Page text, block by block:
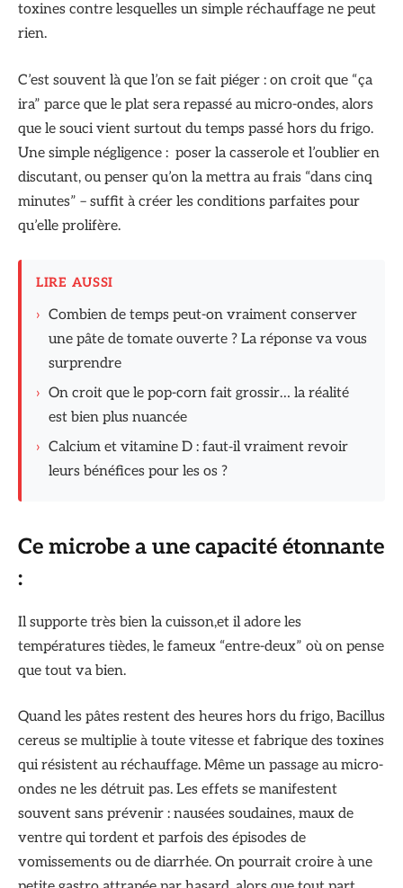
toxines contre lesquelles un simple réchauffage ne peut
rien.
C’est souvent là que l’on se fait piéger : on croit que “ça
ira” parce que le plat sera repassé au micro-ondes, alors
que le souci vient surtout du temps passé hors du frigo.
Une simple négligence : poser la casserole et l’oublier en
discutant, ou penser qu’on la mettra au frais “dans cinq
minutes” – suffit à créer les conditions parfaites pour
qu’elle prolifère.
LIRE AUSSI
› Combien de temps peut-on vraiment conserver
une pâte de tomate ouverte ? La réponse va vous
surprendre
› On croit que le pop-corn fait grossir… la réalité
est bien plus nuancée
› Calcium et vitamine D : faut‑il vraiment revoir
leurs bénéfices pour les os ?
Ce microbe a une capacité étonnante
:
Il supporte très bien la cuisson,et il adore les
températures tièdes, le fameux “entre-deux” où on pense
que tout va bien.
Quand les pâtes restent des heures hors du frigo, Bacillus
cereus se multiplie à toute vitesse et fabrique des toxines
qui résistent au réchauffage. Même un passage au micro-
ondes ne les détruit pas. Les effets se manifestent
souvent sans prévenir : nausées soudaines, maux de
ventre qui tordent et parfois des épisodes de
vomissements ou de diarrhée. On pourrait croire à une